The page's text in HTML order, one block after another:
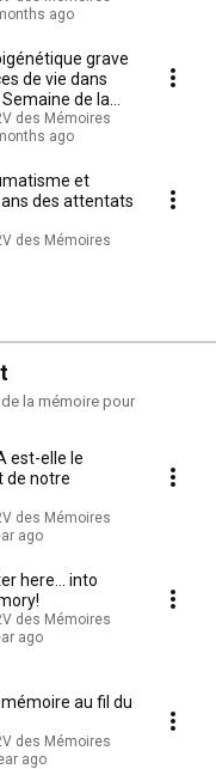
ago
grave
de vie dans
de la
des Mémoires
ago
et
des attentats
des Mémoires
la mémoire pour
est-elle le
de notre
des Mémoires
ago
here... into
des Mémoires
ago
mémoire au fil du
des Mémoires
ago